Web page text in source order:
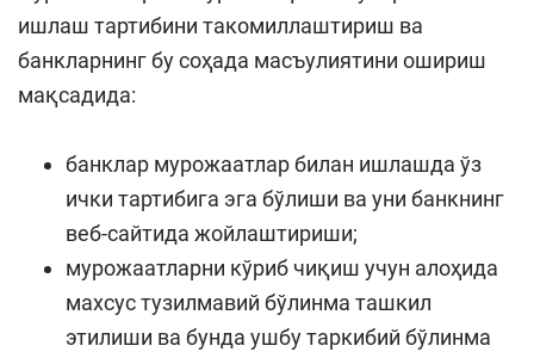
ишлаш тартибини такомиллаштириш ва
банкларнинг бу соҳада масъулиятини ошириш
мақсадида:
банклар мурожаатлар билан ишлашда ўз
ички тартибига эга бўлиши ва уни банкнинг
веб-сайтида жойлаштириши;
мурожаатларни кўриб чиқиш учун алоҳида
махсус тузилмавий бўлинма ташкил
этилиши ва бунда ушбу таркибий бўлинма